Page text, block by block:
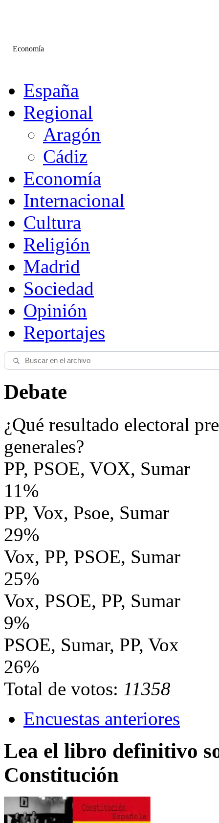
Economía
España
Regional
Aragón
Cádiz
Economía
Internacional
Cultura
Religión
Madrid
Sociedad
Opinión
Reportajes
Debate
¿Qué resultado electoral
generales?
PP, PSOE, VOX, Sumar
11%
PP, Vox, Psoe, Sumar
29%
Vox, PP, PSOE, Sumar
25%
Vox, PSOE, PP, Sumar
9%
PSOE, Sumar, PP, Vox
26%
Total de votos: 11358
Encuestas anteriores
Lea el libro definitivo
Constitución